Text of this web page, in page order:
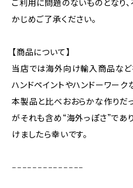
ご利用に問題のないものとなり
かじめご了承ください。
【商品について】
当店では海外向け輸入商品など
ハンドペイントやハンドーワー
本製品と比べおおらかな作りだ
がそれも含め“海外っぽさ”であ
けましたら幸いです。
−−−−−−−−−−−−−−